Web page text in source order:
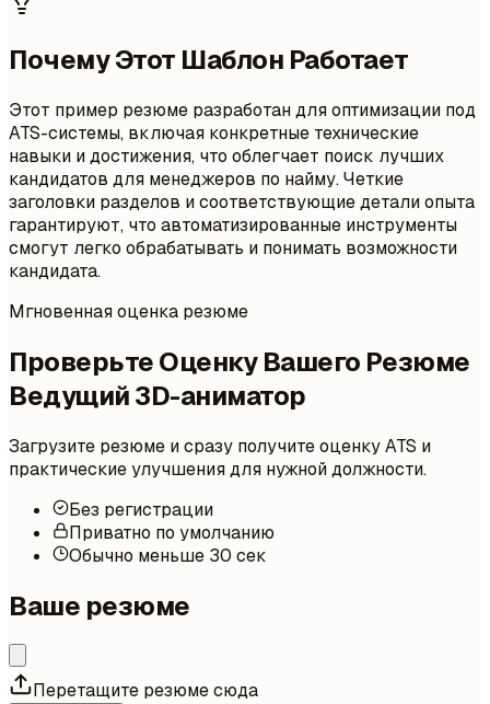
Почему Этот Шаблон Работает
Этот пример резюме разработан для оптимизации под
ATS-системы, включая конкретные технические
навыки и достижения, что облегчает поиск лучших
кандидатов для менеджеров по найму. Четкие
заголовки разделов и соответствующие детали опыта
гарантируют, что автоматизированные инструменты
смогут легко обрабатывать и понимать возможности
кандидата.
Мгновенная оценка резюме
Проверьте Оценку Вашего Резюме
Ведущий 3D-аниматор
Загрузите резюме и сразу получите оценку ATS и
практические улучшения для нужной должности.
Без регистрации
Приватно по умолчанию
Обычно меньше 30 сек
Ваше резюме
Перетащите резюме сюда